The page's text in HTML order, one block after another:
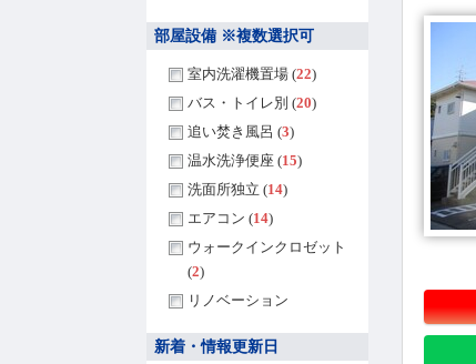
部屋設備 ※複数選択可
室内洗濯機置場 (22)
バス・トイレ別 (20)
追い焚き風呂 (3)
温水洗浄便座 (15)
洗面所独立 (14)
エアコン (14)
ウォークインクロゼット
(2)
リノベーション
新着・情報更新日